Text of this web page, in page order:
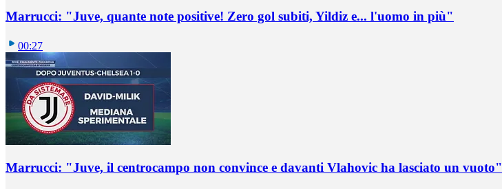
Marrucci: "Juve, quante note positive! Zero gol subiti, Yildiz e... l'uomo in più"
00:27
Marrucci: "Juve, il centrocampo non convince e davanti Vlahovic ha lasciato un vuoto"